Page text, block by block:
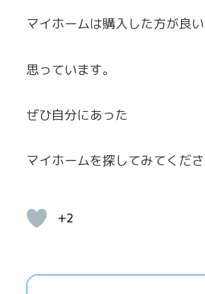
マイホームは購入した方が良
思っています。
ぜひ自分にあった
マイホームを探してみてくださ
+2